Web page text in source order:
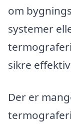
om
systemer
sikre
Der er